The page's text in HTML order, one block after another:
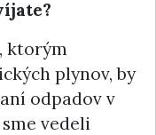
ktorým
plynov, by
odpadov v
vedeli